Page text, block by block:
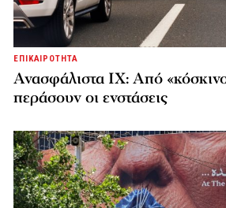
ΕΠΙΚΑΙΡΟΤΗΤΑ
Ανασφάλιστα ΙΧ: Από
περάσουν οι ενστάσεις